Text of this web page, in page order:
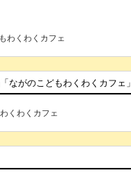
わくわくカフェ
ながのこどもわくわくカフェ」
くわくカフェ